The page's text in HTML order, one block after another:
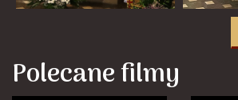
Polecane filmy